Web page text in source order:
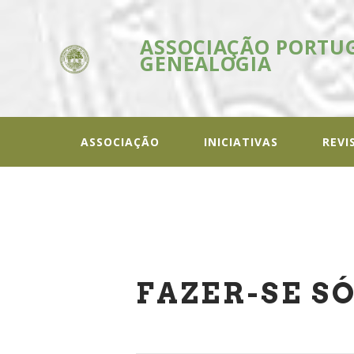
ASSOCIAÇÃO
GENEALOGIA
ASSOCIAÇÃO INICIATIVAS
FAZER-SE